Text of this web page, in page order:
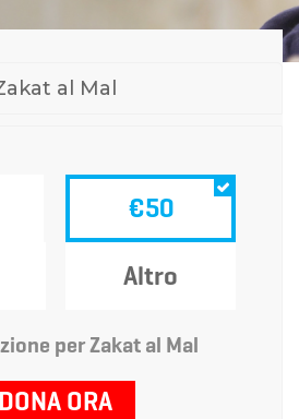
al Mal
€50
Altro
per Zakat al Mal
DONA ORA